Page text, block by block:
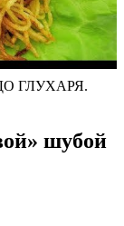
ГЛУХАРЯ.
шубой